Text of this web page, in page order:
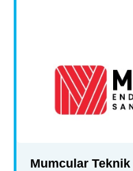
Mumcular Teknik